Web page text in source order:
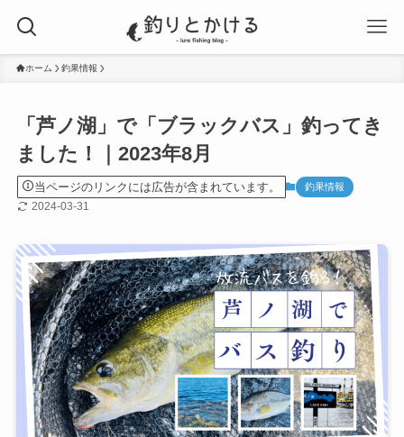
ホーム 釣果情報
「芦ノ湖」で「ブラックバス」釣ってき
ました！｜2023年8月
当ページのリンクには広告が含まれています。 釣果情報
2024-03-31